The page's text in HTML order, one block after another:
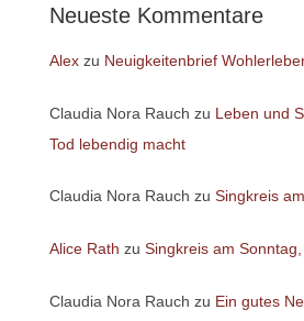
Neueste Kommentare
Alexzu Neuigkeitenbrief
Claudia Nora Rauch zu Leben und
Tod lebendig macht
Claudia Nora Rauch zu Singkreis
Alice Rath zu Singkreis am
Claudia Nora Rauch zu Ein gutes